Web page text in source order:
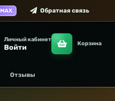
MAX Обратная связь
Личный кабинет
Войти Корзина
Отзывы